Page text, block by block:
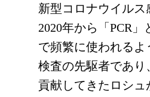
新型コロナウイルス
2020年から「PCR
で頻繁に使われるよ
検査の先駆者であり
貢献してきたロシュ